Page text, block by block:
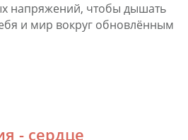
напряжений, чтобы дышать
и мир вокруг обновлённым
- сердце